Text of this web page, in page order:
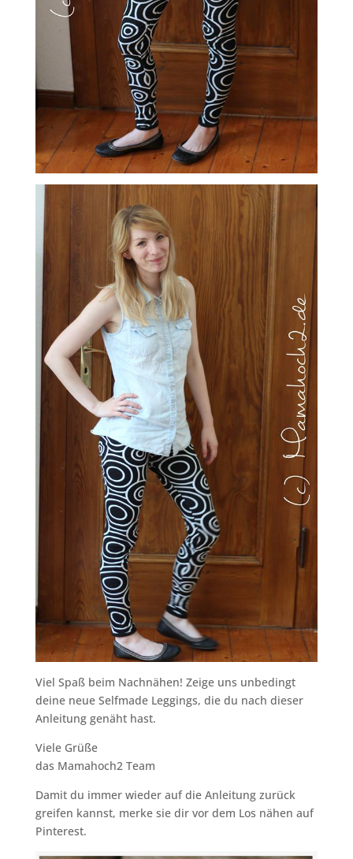
Viel Spaß beim Nachnähen! Zeige uns unbedingt
deine neue Selfmade Leggings, die du nach dieser
Anleitung genäht hast.
Viele Grüße
das Mamahoch2 Team
Damit du immer wieder auf die Anleitung zurück
greifen kannst, merke sie dir vor dem Los nähen auf
Pinterest.